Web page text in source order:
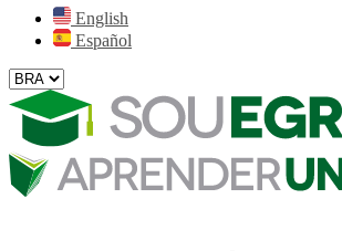
English
Español